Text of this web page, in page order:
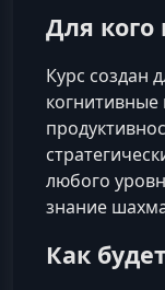
Для кого
Курс создан
любого
знание
Как